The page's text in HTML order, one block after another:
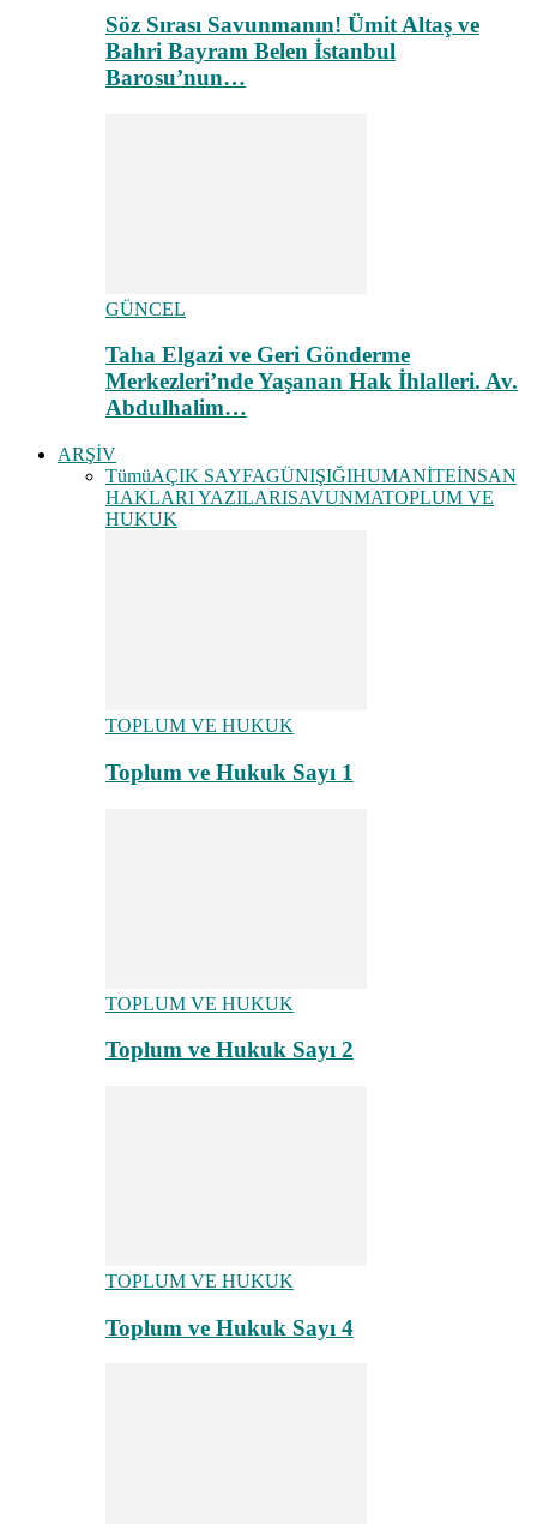
Söz Sırası Savunmanın! Ümit Altaş ve
Bahri Bayram Belen İstanbul
Barosu’nun…
GÜNCEL
Taha Elgazi ve Geri Gönderme
Merkezleri’nde Yaşanan Hak İhlalleri. Av.
Abdulhalim…
ARŞİV
TümüAÇIK SAYFAGÜNIŞIĞIHUMANİTEİNSAN
HAKLARI YAZILARISAVUNMATOPLUM VE
HUKUK
TOPLUM VE HUKUK
Toplum ve Hukuk Sayı 1
TOPLUM VE HUKUK
Toplum ve Hukuk Sayı 2
TOPLUM VE HUKUK
Toplum ve Hukuk Sayı 4